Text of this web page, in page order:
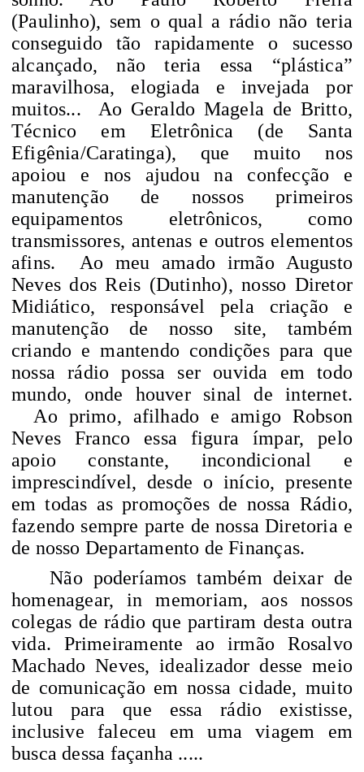
(Paulinho), sem o qual a rádio não teria
conseguido tão rapidamente o sucesso
alcançado, não teria essa “plástica”
maravilhosa, elogiada e invejada por
muitos...
Ao Geraldo Magela de Britto,
Técnico em Eletrônica (de Santa
Efigênia/Caratinga), que muito nos
apoiou e nos ajudou na confecção e
manutenção de nossos primeiros
equipamentos eletrônicos, como
transmissores, antenas e outros elementos
afins.
Ao meu amado irmão Augusto
Neves dos Reis (Dutinho), nosso Diretor
Midiático, responsável pela criação e
manutenção de nosso site, também
criando e mantendo condições para que
nossa rádio possa ser ouvida em todo
mundo, onde houver sinal de internet.
Ao primo, afilhado e amigo Robson
Neves Franco essa figura ímpar, pelo
apoio constante, incondicional e
imprescindível, desde o início, presente
em todas as promoções de nossa Rádio,
fazendo sempre parte de nossa Diretoria e
de nosso Departamento de Finanças.
Não poderíamos também deixar de
homenagear, in memoriam, aos nossos
colegas de rádio que partiram desta outra
vida. Primeiramente ao irmão Rosalvo
Machado Neves, idealizador desse meio
de comunicação em nossa cidade, muito
lutou para que essa rádio existisse,
inclusive faleceu em uma viagem em
busca dessa façanha .....